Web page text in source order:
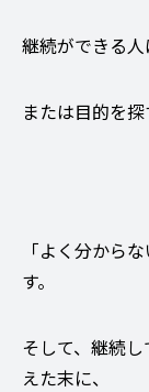
継続ができる人
または目的を
「よく分から
す。
そして、継続
えた末に、